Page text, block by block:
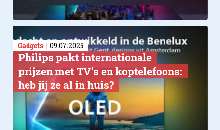
Gadgets 09.07.2025
Philips pakt internationale
prijzen met TV’s en koptelefoons:
heb jij ze al in huis?